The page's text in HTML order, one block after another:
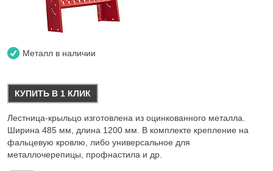
Металл в наличии
КУПИТЬ В 1 КЛИК
Лестница-крыльцо изготовлена из оцинкованного металла.
Ширина 485 мм, длина 1200 мм. В комплекте крепление на
фальцевую кровлю, либо универсальное для
металлочерепицы, профнастила и др.